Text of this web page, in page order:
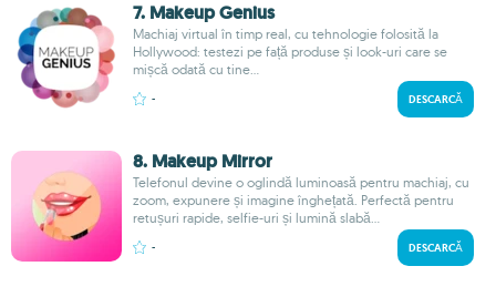
7. Makeup Genius
Machiaj virtual în timp real, cu tehnologie folosită la
Hollywood: testezi pe față produse și look-uri care se
mișcă odată cu tine...
- DESCARCĂ
8. Makeup Mirror
Telefonul devine o oglindă luminoasă pentru machiaj, cu
zoom, expunere și imagine înghețată. Perfectă pentru
retușuri rapide, selfie-uri și lumină slabă...
- DESCARCĂ